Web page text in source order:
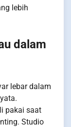
lebih
dalam
lebar dalam
pakai saat
Studio